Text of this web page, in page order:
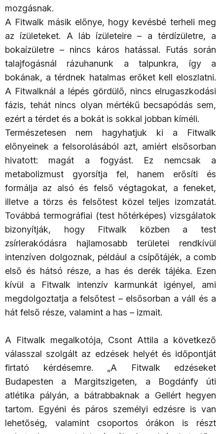
mozgásnak.
A Fitwalk másik előnye, hogy kevésbé terheli meg
az ízületeket. A láb ízületeire – a térdízületre, a
bokaízületre – nincs káros hatással. Futás során
talajfogásnál rázuhanunk a talpunkra, így a
bokának, a térdnek hatalmas erőket kell eloszlatni.
A Fitwalknál a lépés gördülő, nincs elrugaszkodási
fázis, tehát nincs olyan mértékű becsapódás sem,
ezért a térdet és a bokát is sokkal jobban kíméli.
Természetesen nem hagyhatjuk ki a Fitwalk
előnyeinek a felsorolásából azt, amiért elsősorban
hivatott: magát a fogyást. Ez nemcsak a
metabolizmust gyorsítja fel, hanem erősíti és
formálja az alsó és felső végtagokat, a feneket,
illetve a törzs és felsőtest közel teljes izomzatát.
Továbbá termográfiai (test hőtérképes) vizsgálatok
bizonyítják, hogy Fitwalk közben a test
zsírlerakódásra hajlamosabb területei rendkívül
intenzíven dolgoznak, például a csípőtájék, a comb
első és hátsó része, a has és derék tájéka. Ezen
kívül a Fitwalk intenzív karmunkát igényel, ami
megdolgoztatja a felsőtest – elsősorban a váll és a
hát felső része, valamint a has – izmait.
A Fitwalk megalkotója, Csont Attila a következő
válasszal szolgált az edzések helyét és időpontját
firtató kérdésemre. „A Fitwalk edzéseket
Budapesten a Margitszigeten, a Bogdánfy úti
atlétika pályán, a bátrabbaknak a Gellért hegyen
tartom. Egyéni és páros személyi edzésre is van
lehetőség, valamint csoportos órákon is részt